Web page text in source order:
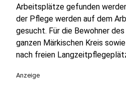
Arbeitsplätze gefunden
der Pflege werden auf dem
gesucht. Für die Bewohner
ganzen Märkischen Kreis
nach freien
Anzeige